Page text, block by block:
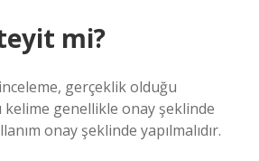
mi?
gerçeklik olduğu
kelime genellikle onay şeklinde
onay şeklinde yapılmalıdır.